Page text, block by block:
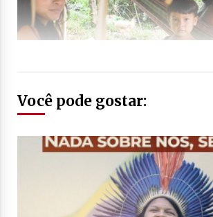
Você pode gostar: